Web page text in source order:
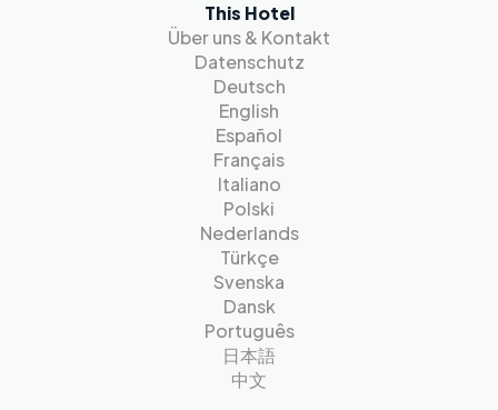
This Hotel
Über uns & Kontakt
Datenschutz
Deutsch
English
Español
Français
Italiano
Polski
Nederlands
Türkçe
Svenska
Dansk
Português
日本語
中文